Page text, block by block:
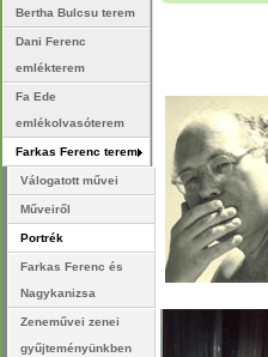
Bertha Bulcsu terem
Dani Ferenc
emlékterem
Fa Ede
emlékolvasóterem
Farkas Ferenc terem
Válogatott művei
Műveiről
Portrék
Farkas Ferenc és
Nagykanizsa
Zeneművei zenei
gyűjteményünkben